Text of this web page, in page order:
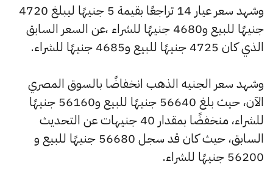
وشهد سعر عيار 14 تراجعًا بقيمة 5 جنيهًا ليبلغ 4720
جنيهًا للبيع و4680 جنيهًا للشراء ،عن السعر السابق
الذي كان 4725 جنيهًا للبيع و4685 جنيهًا للشراء.
وشهد سعر الجنيه الذهب انخفاضًا بالسوق المصري
الآن، حيث بلغ 56640 جنيهًا للبيع و56160 جنيهًا
للشراء، منخفضًا بمقدار 40 جنيهات عن التحديث
السابق، حيث كان قد سجل 56680 جنيهًا للبيع و
56200 جنيهًا للشراء.